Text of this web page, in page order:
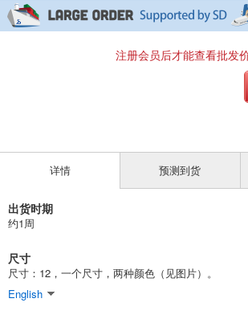
注册会员后才能查看批发
详情
出货时期
约1周
尺寸
尺寸：12，一个尺寸，两种颜色（见图片）。
English
预测到货